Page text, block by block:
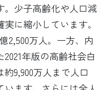
。少子高齢化や人口減
に縮小しています。
2,500万人。一方、内
年版の高齢社会白
9,900万人まで人口